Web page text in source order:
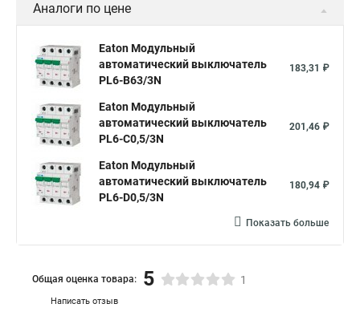
Аналоги по цене
Eaton Модульный
автоматический выключатель
PL6-B63/3N
183,31 ₽
Eaton Модульный
автоматический выключатель
PL6-C0,5/3N
201,46 ₽
Eaton Модульный
автоматический выключатель
PL6-D0,5/3N
180,94 ₽
Показать больше
Написать отзыв
Общая оценка товара: 5 1